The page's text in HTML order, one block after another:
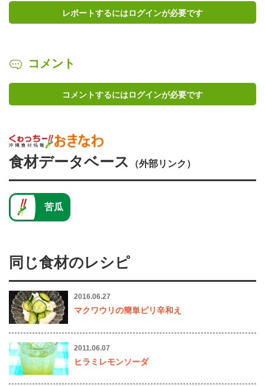
レポートするにはログインが必要です
コメント
コメントするにはログインが必要です
食材データベース （外部リンク）
苦瓜
同じ食材のレシピ
2016.06.27
マクワウリの簡単ピリ辛和え
2011.06.07
ヒラミレモンソーダ